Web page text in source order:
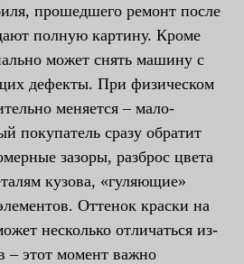
прошедшего ремонт после
полную картину. Кроме
может снять машину с
дефекты. При физическом
меняется – мало-
покупатель сразу обратит
зазоры, разброс цвета
кузова, «гуляющие»
Оттенок краски на
несколько отличаться из-
– этот момент важно